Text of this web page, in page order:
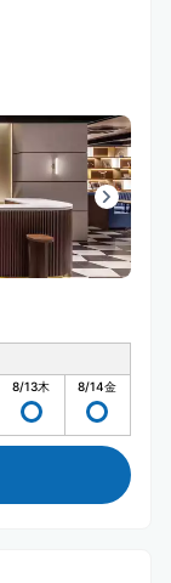
8/13木 8/14金